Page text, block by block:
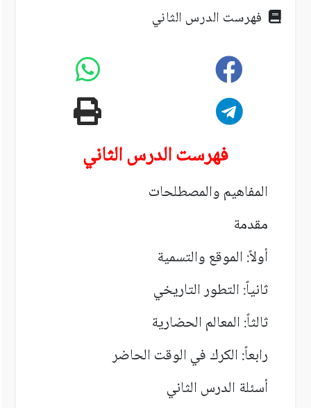
فهرست الدرس الثاني
فهرست الدرس الثاني
المفاهيم والمصطلحات
مقدمة
أولاً: الموقع والتسمية
ثانياً: التطور التاريخي
ثالثاً: المعالم الحضارية
رابعاً: الكرك في الوقت الحاضر
أسئلة الدرس الثاني